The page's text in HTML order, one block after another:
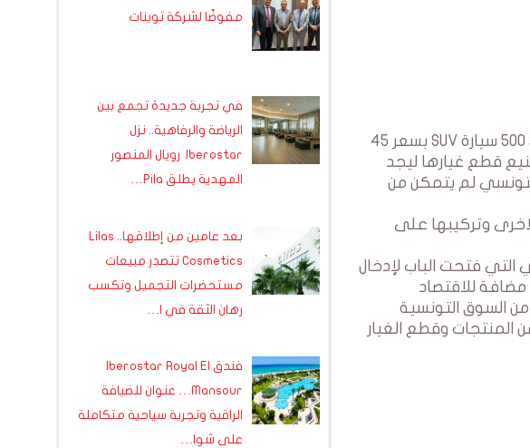
سنة 2018 دخلت سيارة Baic s2 الي السوق التونسية بترخيص من وزارة التجارة حيث تم تسويق 500 سيارة SUV بسعر 45
السيارة وتصنيع قطع غيارها ليجد
لم يتمكن من
وتركيبها على
التي فتحت الباب لإدخال
للاقتصاد
السوق التونسية
المنتجات وقطع الغيار
مفوضًا لشركة توبنات
في تجربة جديدة تجمع بين
الرياضة والرفاهية.. نزل
Iberostar رويال المنصور
المهدية يطلق Pila…
بعد عامين من إطلاقها.. Lilas
Cosmetics تتصدر مبيعات
مستحضرات التجميل وتكسب
رهان الثقة في ا…
فندق Iberostar Royal El
Mansour… عنوان للضيافة
الراقية وتجربة سياحية متكاملة
على شوا…